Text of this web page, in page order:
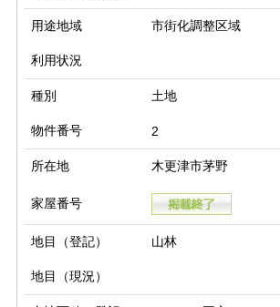
用途地域 市街化調整区域
利用状況
種別 土地
物件番号 2
所在地 木更津市茅野
家屋番号
地目（登記） 山林
地目（現況）